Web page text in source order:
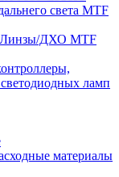
света MTF
ДХО MTF
ламп
материалы